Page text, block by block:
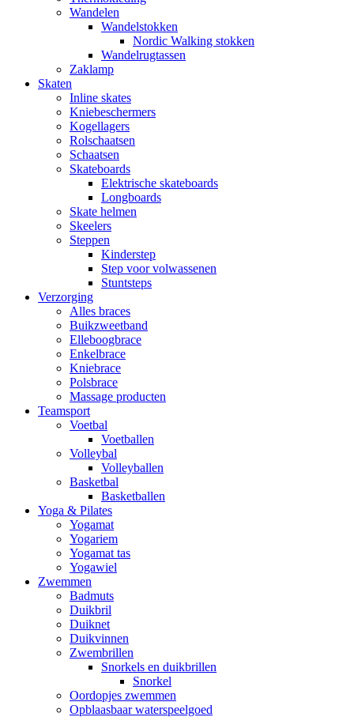
Wandelen
Wandelstokken
Nordic Walking stokken
Wandelrugtassen
Zaklamp
Skaten
Inline skates
Kniebeschermers
Kogellagers
Rolschaatsen
Schaatsen
Skateboards
Elektrische skateboards
Longboards
Skate helmen
Skeelers
Steppen
Kinderstep
Step voor volwassenen
Stuntsteps
Verzorging
Alles braces
Buikzweetband
Elleboogbrace
Enkelbrace
Kniebrace
Polsbrace
Massage producten
Teamsport
Voetbal
Voetballen
Volleybal
Volleyballen
Basketbal
Basketballen
Yoga & Pilates
Yogamat
Yogariem
Yogamat tas
Yogawiel
Zwemmen
Badmuts
Duikbril
Duiknet
Duikvinnen
Zwembrillen
Snorkels en duikbrillen
Snorkel
Oordopjes zwemmen
Opblaasbaar waterspeelgoed